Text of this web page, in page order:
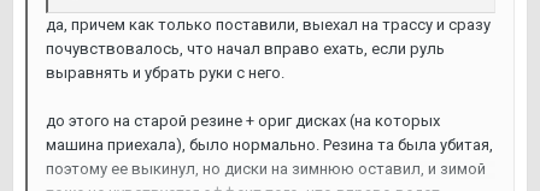
да, причем как только поставили, выехал на трассу и сразу
почувствовалось, что начал вправо ехать, если руль
выравнять и убрать руки с него.
до этого на старой резине + ориг дисках (на которых
машина приехала), было нормально. Резина та была убитая,
поэтому ее выкинул, но диски на зимнюю оставил, и зимой